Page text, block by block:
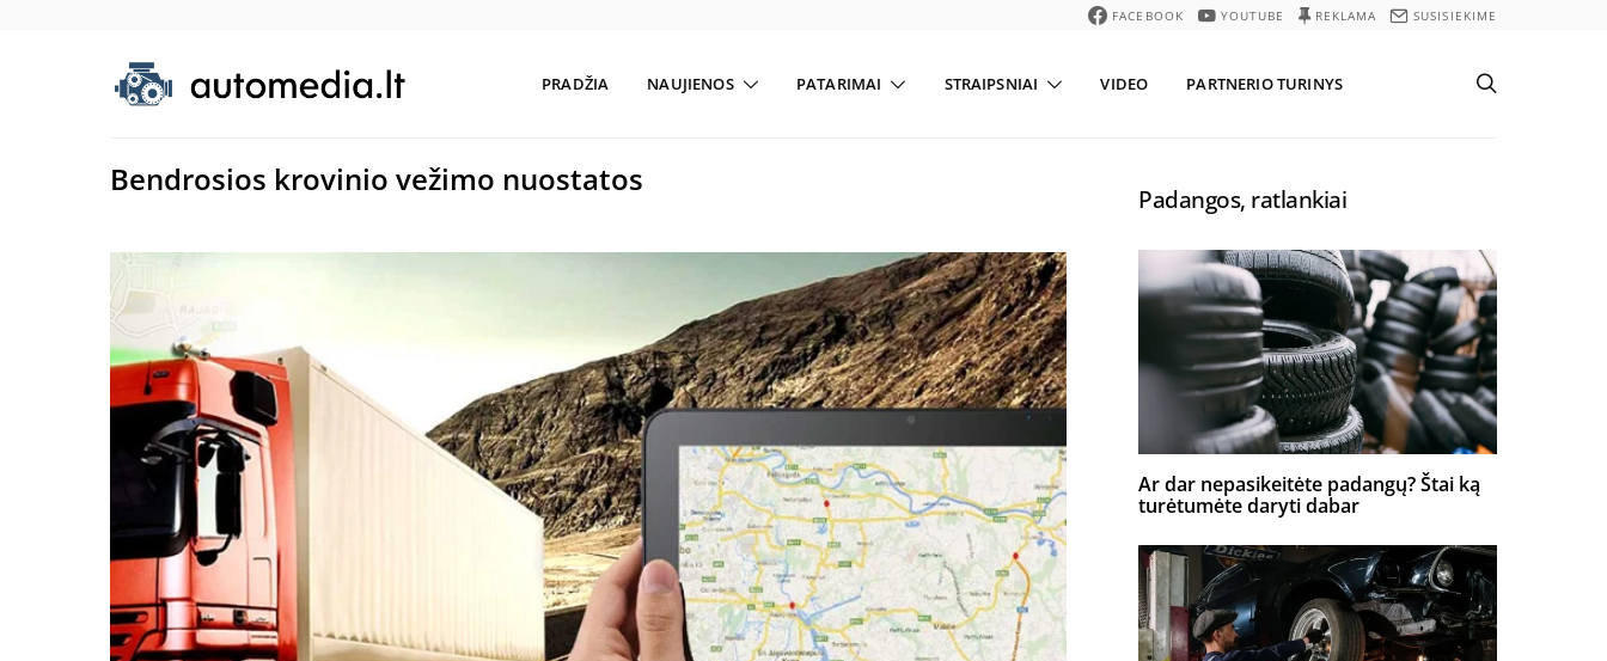
FACEBOOK YOUTUBE REKLAMA SUSISIEKIME
PRADŽIA NAUJIENOS PATARIMAI STRAIPSNIAI VIDEO PARTNERIO TURINYS
Bendrosios krovinio vežimo nuostatos
Padangos, ratlankiai
Ar dar nepasikeitėte padangų? Štai ką
turėtumėte daryti dabar